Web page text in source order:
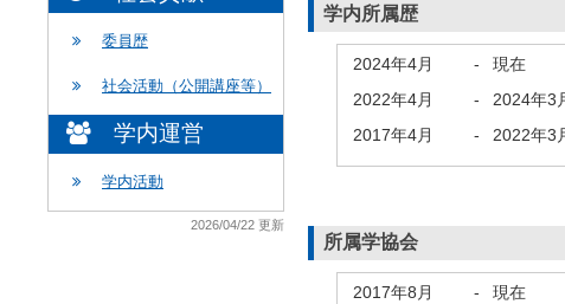
委員歴
社会活動（公開講座等）
学内運営
学内活動
2026/04/22 更新
学内所属歴
2024年4月 - 現在
2022年4月
- 2024年3
2017年4月
- 2022年3
所属学協会
2017年8月 - 現在